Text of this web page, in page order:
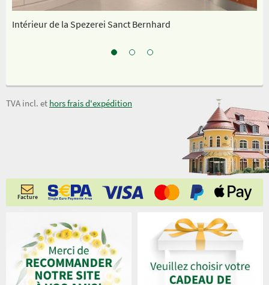
Intérieur de la Spezerei Sanct Bernhard
TVA incl. et hors frais d'expédition
Facture